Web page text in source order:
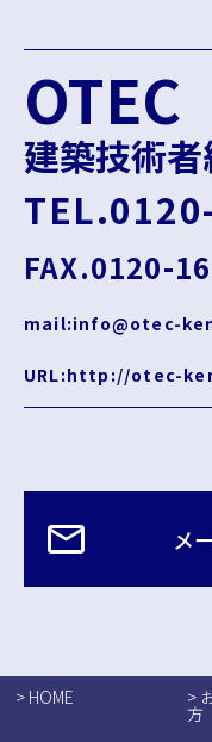
OTEC
建築技術
FAX.0120-
mail:info@otec-
URL:http://otec-
メ
> HOME >
方